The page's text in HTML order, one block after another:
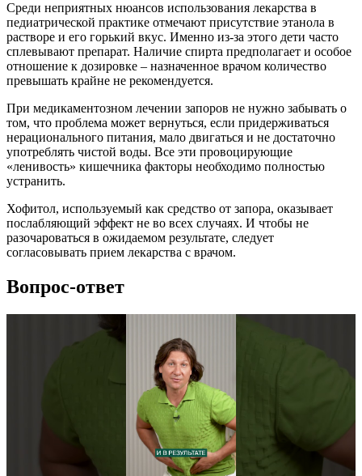
Среди неприятных нюансов использования лекарства в
педиатрической практике отмечают присутствие этанола в
растворе и его горький вкус. Именно из-за этого дети часто
сплевывают препарат. Наличие спирта предполагает и особое
отношение к дозировке – назначенное врачом количество
превышать крайне не рекомендуется.
При медикаментозном лечении запоров не нужно забывать о
том, что проблема может вернуться, если придерживаться
нерационального питания, мало двигаться и не достаточно
употреблять чистой воды. Все эти провоцирующие
«ленивость» кишечника факторы необходимо полностью
устранить.
Хофитол, используемый как средство от запора, оказывает
послабляющий эффект не во всех случаях. И чтобы не
разочароваться в ожидаемом результате, следует
согласовывать прием лекарства с врачом.
Вопрос-ответ